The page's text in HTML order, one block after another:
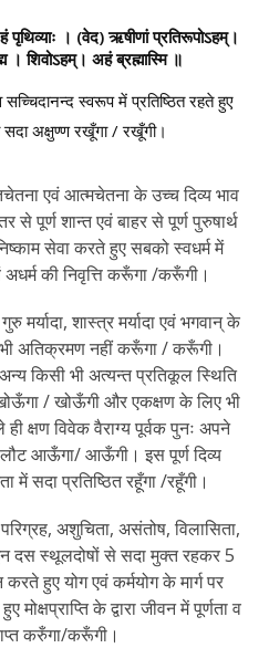
पृथिव्याः । (वेद) ऋषीणां प्रतिरूपोऽहम्।
। शिवोऽहम्। अहं ब्रह्मास्मि ॥
स्वरूप में प्रतिष्ठित रहते हुए
अक्षुण्ण रखूँगा / रखूँगी।
एवं आत्मचेतना के उच्च दिव्य भाव
से पूर्ण शान्त एवं बाहर से पूर्ण पुरुषार्थ
सेवा करते हुए सबको स्वधर्म में
अधर्म की निवृत्ति करूँगा /करूँगी।
मर्यादा, शास्त्र मर्यादा एवं भगवान् के
भी अतिक्रमण नहीं करूँगा / करूँगी।
किसी भी अत्यन्त प्रतिकूल स्थिति
/ खोऊँगी और एकक्षण के लिए भी
क्षण विवेक वैराग्य पूर्वक पुनः अपने
आऊँगा/ आऊँगी। इस पूर्ण दिव्य
में सदा प्रतिष्ठित रहूँगा /रहूँगी।
अशुचिता, असंतोष, विलासिता,
दस स्थूलदोषों से सदा मुक्त रहकर 5
हुए योग एवं कर्मयोग के मार्ग पर
मोक्षप्राप्ति के द्वारा जीवन में पूर्णता व
करुँगा/करूँगी।